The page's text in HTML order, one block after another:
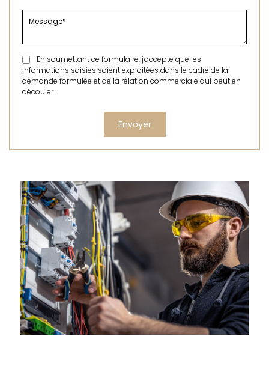
En soumettant ce formulaire, j'accepte que les
informations saisies soient exploitées dans le cadre de la
demande formulée et de la relation commerciale qui peut en
découler.